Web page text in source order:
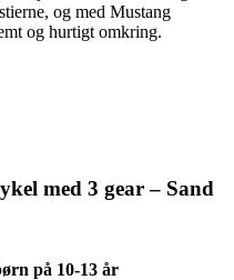
og med Mustang
og hurtigt omkring.
med 3 gear – Sand
på 10-13 år